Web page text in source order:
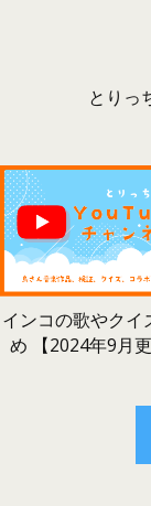
とりっ
インコの歌やクイ
め 【2024年9月更